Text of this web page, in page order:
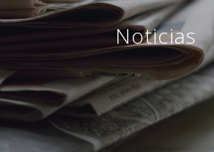
Noticias